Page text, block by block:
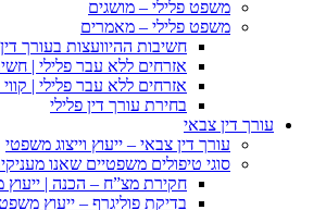
משפט פלילי – מושגים
משפט פלילי – מאמרים
חשיבות ההיוועצות בעורך
אזרחים ללא עבר פלילי |
אזרחים ללא עבר פלילי |
בחירת עורך דין פלילי
עורך דין צבאי
עורך דין צבאי – ייעוץ וייצוג משפטי
סוגי טיפולים משפטיים שאנו
חקירת מצ”ח – הכנה |
בדיקת פוליגרף – ייעוץ